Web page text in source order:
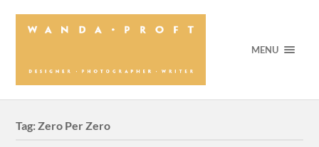
MENU
Tag:Zero Per Zero